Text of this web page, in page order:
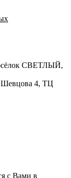
СВЕТЛЫЙ,
4, ТЦ
с Вами в